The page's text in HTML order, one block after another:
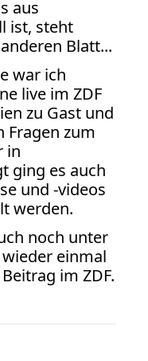
aus
ist, steht
Blatt...
war ich
live im ZDF
zu Gast und
Fragen zum
in
ging es auch
und -videos
werden.
noch unter
einmal
im ZDF.